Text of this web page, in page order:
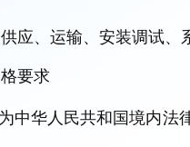
供应、运输、安装调试、
要求
中华人民共和国境内法